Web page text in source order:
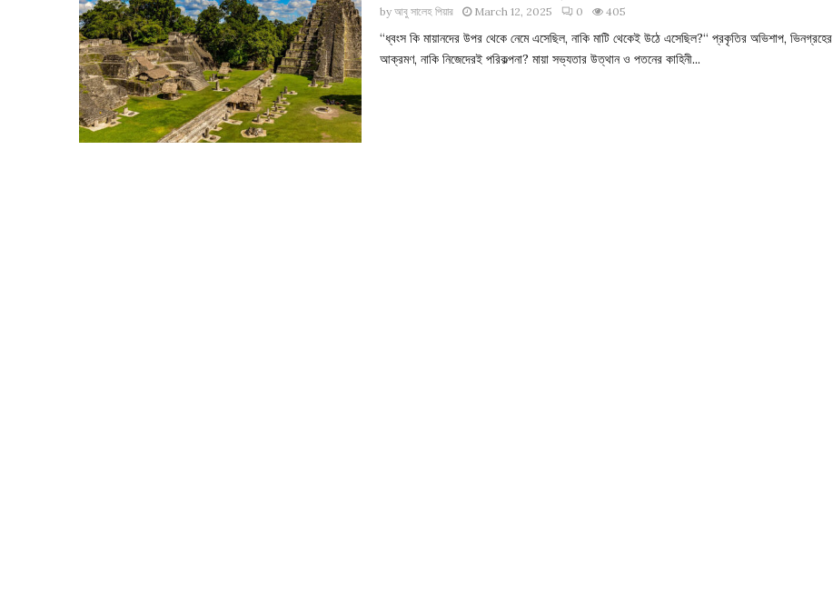
byআবু সালেহ পিয়ার March 12, 2025 0 405
“ধ্বংস কি মায়ানদের উপর থেকে নেমে এসেছিল, নাকি মাটি থেকেই উঠে এসেছিল?“ প্রকৃতির অভিশাপ, ভিনগ্রহের
আক্রমণ, নাকি নিজেদেরই পরিকল্পনা? মায়া সভ্যতার উত্থান ও পতনের কাহিনী...